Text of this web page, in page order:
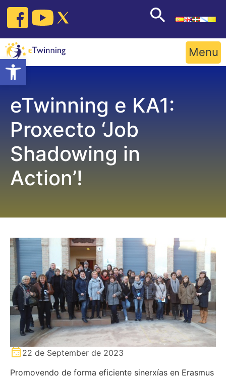
Open toolbar
Skip
content
Menu
eTwinning e KA1:
Proxecto ‘Job
Shadowing in
Action’!
22 de September de 2023
Promovendo de forma eficiente sinerxías en Erasmus